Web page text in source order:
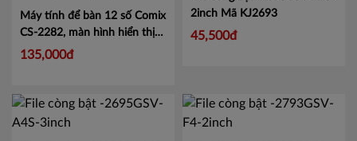
Máy tính để bàn 12 số Comix
CS-2282, màn hình hiển thị
File còng bật -2693GSV-A4S-
2inchMã KJ2693